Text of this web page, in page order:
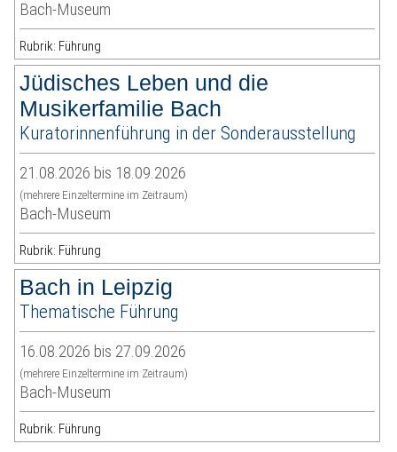
Bach-Museum
Rubrik: Führung
Jüdisches Leben und die
Musikerfamilie Bach
Kuratorinnenführung in der Sonderausstellung
21.08.2026 bis 18.09.2026
(mehrere Einzeltermine im Zeitraum)
Bach-Museum
Rubrik: Führung
Bach in Leipzig
Thematische Führung
16.08.2026 bis 27.09.2026
(mehrere Einzeltermine im Zeitraum)
Bach-Museum
Rubrik: Führung